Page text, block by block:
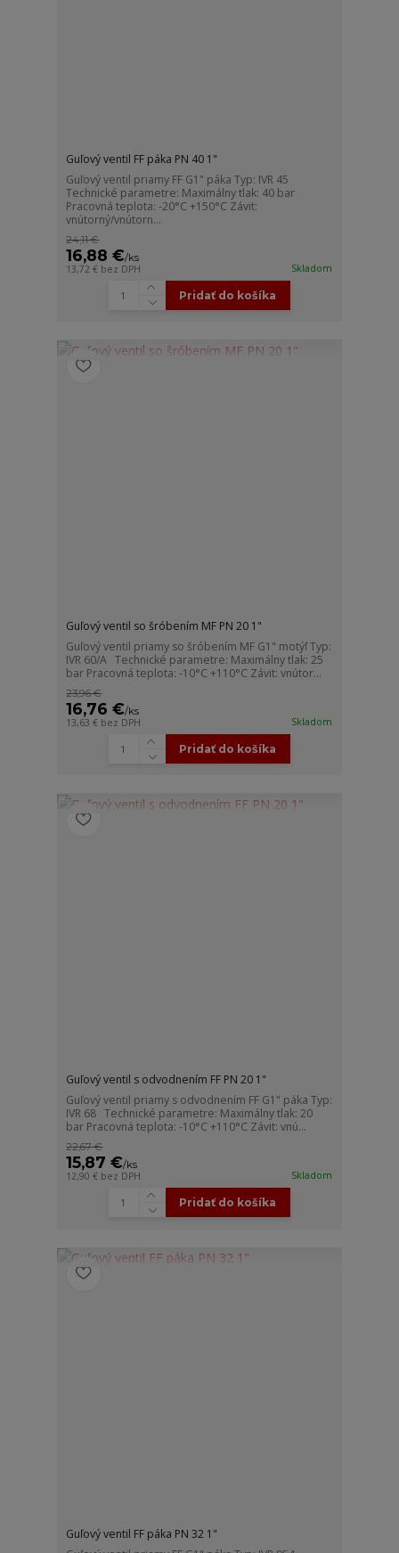
Guľový ventil FF páka PN 40 1"
Guľový ventil priamy FF G1" páka Typ: IVR 45
Technické parametre: Maximálny tlak: 40 bar
Pracovná teplota: -20°C +150°C Závit:
vnútorný/vnútorn...
24,11 €
16,88 €/ks
13,72 € bez DPH Skladom
Pridať do košíka
Guľový ventil so šróbením MF PN 20 1"
Guľový ventil priamy so šróbením MF G1" motýľ Typ:
IVR 60/A Technické parametre: Maximálny tlak: 25
bar Pracovná teplota: -10°C +110°C Závit: vnútor...
23,96 €
16,76 €/ks
13,63 € bez DPH Skladom
Pridať do košíka
Guľový ventil s odvodnením FF PN 20 1"
Guľový ventil priamy s odvodnením FF G1" páka Typ:
IVR 68 Technické parametre: Maximálny tlak: 20
bar Pracovná teplota: -10°C +110°C Závit: vnú...
22,67 €
15,87 €/ks
12,90 € bez DPH Skladom
Pridať do košíka
Guľový ventil FF páka PN 32 1"